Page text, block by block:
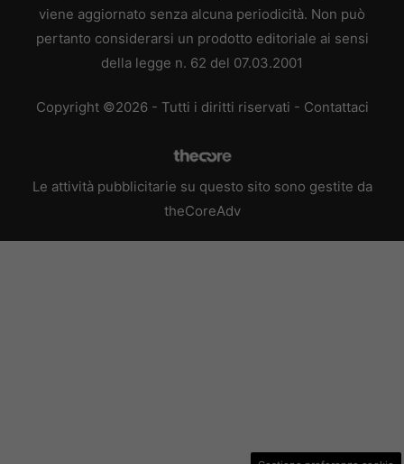
viene aggiornato senza alcuna periodicità. Non può
pertanto considerarsi un prodotto editoriale ai sensi
della legge n. 62 del 07.03.2001
Copyright ©2026 - Tutti i diritti riservati - Contattaci
Le attività pubblicitarie su questo sito sono gestite da
theCoreAdv